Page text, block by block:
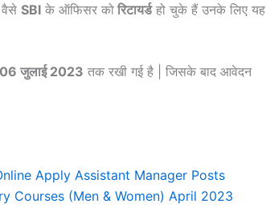
वैसे SBI के ऑफिसर को रिटायर्डहो चुके हैं उनके लिए यह
06 जुलाई 2023 तक रखी गई है | जिसके बाद आवेदन
Apply Assistant Manager Posts
Courses (Men & Women) April 2023